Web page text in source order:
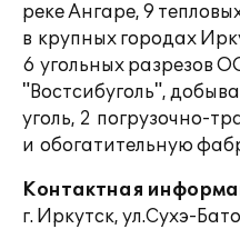
реке Ангаре, 9
в крупных городах
6 угольных разрезов
"Востсибуголь",
уголь, 2 погрузочно-
и обогатительную
Контактная
г. Иркутск, ул.Сухэ-